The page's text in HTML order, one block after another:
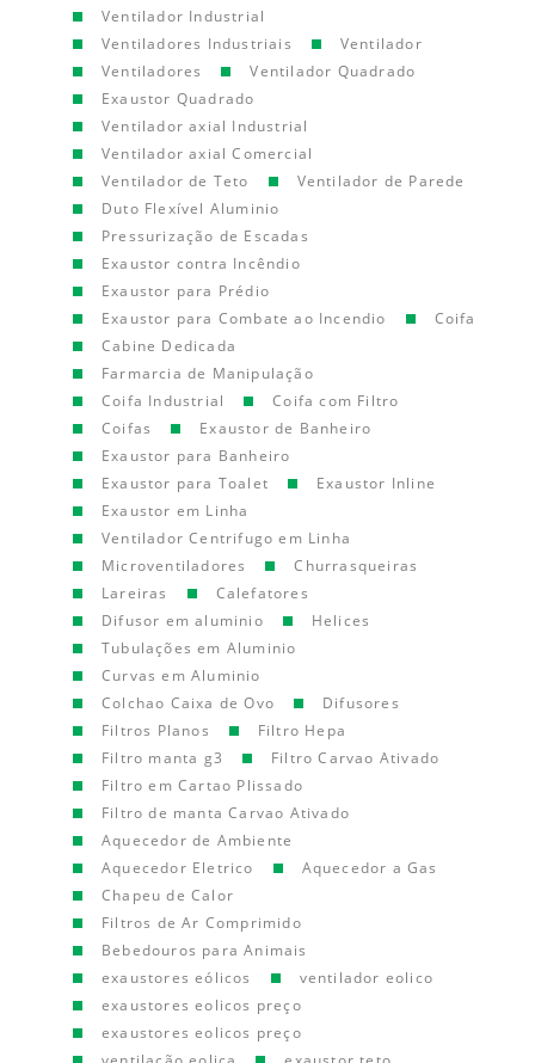
Ventilador Industrial
Ventiladores Industriais
Ventilador
Ventiladores
Ventilador Quadrado
Exaustor Quadrado
Ventilador axial Industrial
Ventilador axial Comercial
Ventilador de Teto
Ventilador de Parede
Duto Flexível Aluminio
Pressurização de Escadas
Exaustor contra Incêndio
Exaustor para Prédio
Exaustor para Combate ao Incendio
Coifa
Cabine Dedicada
Farmarcia de Manipulação
Coifa Industrial
Coifa com Filtro
Coifas
Exaustor de Banheiro
Exaustor para Banheiro
Exaustor para Toalet
Exaustor Inline
Exaustor em Linha
Ventilador Centrifugo em Linha
Microventiladores
Churrasqueiras
Lareiras
Calefatores
Difusor em aluminio
Helices
Tubulações em Aluminio
Curvas em Aluminio
Colchao Caixa de Ovo
Difusores
Filtros Planos
Filtro Hepa
Filtro manta g3
Filtro Carvao Ativado
Filtro em Cartao Plissado
Filtro de manta Carvao Ativado
Aquecedor de Ambiente
Aquecedor Eletrico
Aquecedor a Gas
Chapeu de Calor
Filtros de Ar Comprimido
Bebedouros para Animais
exaustores eólicos
ventilador eolico
exaustores eolicos preço
exaustores eolicos preço